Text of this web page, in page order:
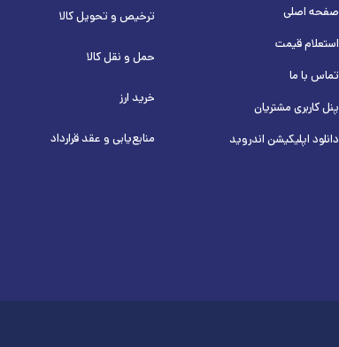
صفحه اصلی
استعلام قیمت
تماس با ما
پنل کاربری مشتریان
دانلود اپلیکیشن اندروید
ترخیص و تحویل کالا
حمل و نقل کالا
خرید ارز
منابع‌یابی و عقد قرارداد